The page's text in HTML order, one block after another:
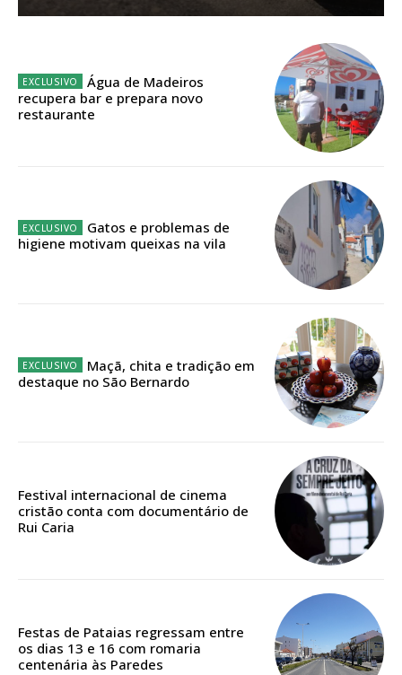
Acesso aos conteúdos Exclusivos para
Escolha o plano
DIGITAL ANUAL
16€
Acesso ao conteúdo online
Acesso aos conteúdos Exclusivos para
Escolha o plano
Água de Madeiros
recupera bar e prepara novo
restaurante
Gatos e problemas de
higiene motivam queixas na vila
Maçã, chita e tradição em
destaque no São Bernardo
Festival internacional de cinema
cristão conta com documentário de
Rui Caria
Festas de Pataias regressam entre
os dias 13 e 16 com romaria
centenária às Paredes